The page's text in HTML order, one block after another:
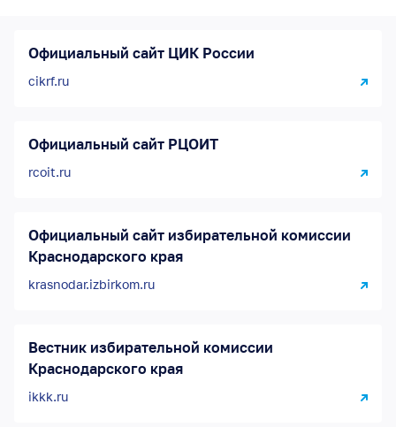
Официальный сайт ЦИК России
cikrf.ru
Официальный сайт РЦОИТ
rcoit.ru
Официальный сайт избирательной комиссии
Краснодарского края
krasnodar.izbirkom.ru
Вестник избирательной комиссии
Краснодарского края
ikkk.ru